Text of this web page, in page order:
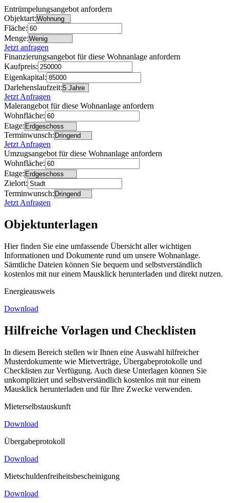
Entrümpelungsangebot anfordern
Objektart:
Fläche:
Menge:
Jetzt anfragen
Finanzierungsangebot für diese Wohnanlage anfordern
Kaufpreis:
Eigenkapital:
Darlehenslaufzeit:
Jetzt Anfragen
Malerangebot für diese Wohnanlage anfordern
Wohnfläche:
Etage:
Terminwunsch:
Jetzt Anfragen
Umzugsangebot für diese Wohnanlage anfordern
Wohnfläche:
Etage:
Zielort:
Terminwunsch:
Jetzt Anfragen
Objektunterlagen
Hier finden Sie eine umfassende Übersicht aller wichtigen
Informationen und Dokumente rund um unsere Wohnanlage.
Sämtliche Dateien können Sie bequem und selbstverständlich
kostenlos mit nur einem Mausklick herunterladen und direkt nutzen.
Energieausweis
Download
Hilfreiche Vorlagen und Checklisten
In diesem Bereich stellen wir Ihnen eine Auswahl hilfreicher
Musterdokumente wie Mietverträge, Übergabeprotokolle und
Checklisten zur Verfügung. Auch diese Unterlagen können Sie
unkompliziert und selbstverständlich kostenlos mit nur einem
Mausklick herunterladen und für Ihre Zwecke verwenden.
Mieterselbstauskunft
Download
Übergabeprotokoll
Download
Mietschuldenfreiheitsbescheinigung
Download